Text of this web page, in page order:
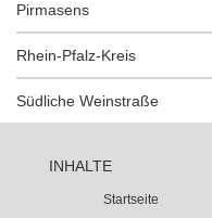
Pirmasens
Rhein-Pfalz-Kreis
Südliche Weinstraße
INHALTE
Startseite